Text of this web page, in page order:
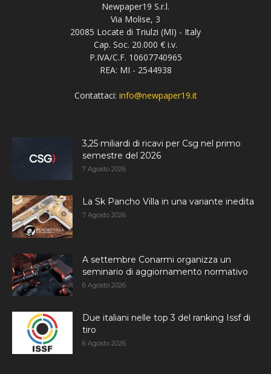
Newpaper19 S.r.l.
Via Molise, 3
20085 Locate di Triulzi (MI) - Italy
Cap. Soc. 20.000 € i.v.
P.IVA/C.F. 10607740965
REA: MI - 2544938
Contattaci: info@newpaper19.it
3,25 miliardi di ricavi per Csg nel primo
semestre del 2026
7 Agosto 2026
La Sk Pancho Villa in una variante inedita
7 Agosto 2026
A settembre Conarmi organizza un
seminario di aggiornamento normativo
6 Agosto 2026
Due italiani nelle top 3 del ranking Issf di
tiro
6 Agosto 2026